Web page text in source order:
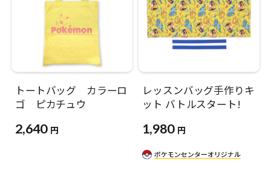
トートバッグ カラーロ
ゴ ピカチュウ
2,640 円
レッスンバッグ手作りキ
ット バトルスタート!
1,980 円